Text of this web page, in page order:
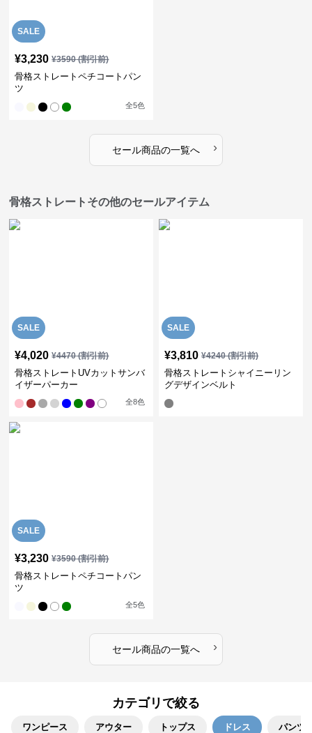
SALE
¥3,230 ¥3590(割引前)
骨格ストレートペチコートパン
ツ
全5色
セール商品の一覧へ ›
骨格ストレートその他のセールアイテム
SALE
¥4,020 ¥4470(割引前)
骨格ストレートUVカットサンバ
イザーパーカー
全8色
SALE
¥3,810 ¥4240(割引前)
骨格ストレートシャイニーリン
グデザインベルト
SALE
¥3,230 ¥3590(割引前)
骨格ストレートペチコートパン
ツ
全5色
セール商品の一覧へ ›
カテゴリで絞る
ワンピース アウター トップス ドレス パンツ